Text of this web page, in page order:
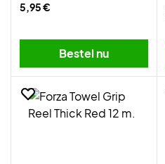
5,95 €
Bestel nu